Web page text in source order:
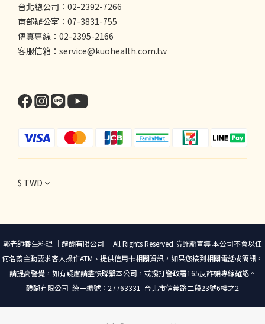
台北總公司：02-2392-7266
南部辦公室：07-3831-755
傳真專線：02-2395-2166
客服信箱：service@kuohealth.com.tw
$ TWD
郭老師養生料理 ｜醴醐有限公司｜ All Rights Reserved.防詐騙宣導 本公司不會以任
何名義主動要求客人操作ATM、提供信用卡相關資訊，如果您接到相關電話或簡訊，
請提高警覺，如有疑慮請盡快聯繫本公司，或撥打警政署165反詐騙專線確認。
醴醐有限公司 統一編號：27763331 台北市信義路二段23號6樓之2